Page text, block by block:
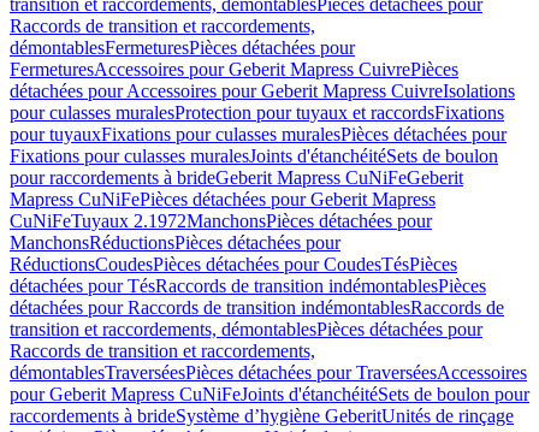
transition et raccordements, démontablesPièces détachées pour
Raccords de transition et raccordements,
démontablesFermeturesPièces détachées pour
FermeturesAccessoires pour Geberit Mapress CuivrePièces
détachées pour Accessoires pour Geberit Mapress CuivreIsolations
pour culasses muralesProtection pour tuyaux et raccordsFixations
pour tuyauxFixations pour culasses muralesPièces détachées pour
Fixations pour culasses muralesJoints d'étanchéitéSets de boulon
pour raccordements à brideGeberit Mapress CuNiFeGeberit
Mapress CuNiFePièces détachées pour Geberit Mapress
CuNiFeTuyaux 2.1972ManchonsPièces détachées pour
ManchonsRéductionsPièces détachées pour
RéductionsCoudesPièces détachées pour CoudesTésPièces
détachées pour TésRaccords de transition indémontablesPièces
détachées pour Raccords de transition indémontablesRaccords de
transition et raccordements, démontablesPièces détachées pour
Raccords de transition et raccordements,
démontablesTraverséesPièces détachées pour TraverséesAccessoires
pour Geberit Mapress CuNiFeJoints d'étanchéitéSets de boulon pour
raccordements à brideSystème d’hygiène GeberitUnités de rinçage